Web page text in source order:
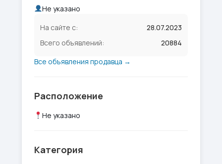
Не указано
На сайте с:
28.07.2023
Всего объявлений:
20884
Все объявления продавца →
Расположение
Не указано
Категория